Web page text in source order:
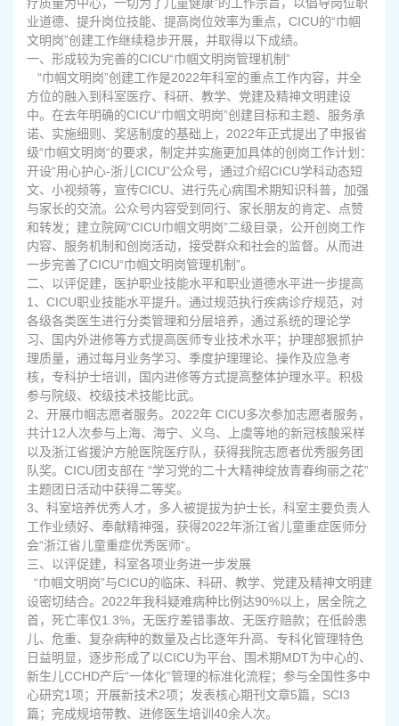
业道德、提升岗位技能、提高岗位效率为重点，CICU的“巾帼
文明岗”创建工作继续稳步开展，并取得以下成绩。
一、形成较为完善的CICU“巾帼文明岗管理机制”
“巾帼文明岗”创建工作是2022年科室的重点工作内容，并全
方位的融入到科室医疗、科研、教学、党建及精神文明建设
中。在去年明确的CICU“巾帼文明岗”创建目标和主题、服务承
诺、实施细则、奖惩制度的基础上，2022年正式提出了申报省
级“巾帼文明岗“的要求，制定并实施更加具体的创岗工作计划：
开设“用心护心-浙儿CICU”公众号，通过介绍CICU学科动态短
文、小视频等，宣传CICU、进行先心病围术期知识科普，加强
与家长的交流。公众号内容受到同行、家长朋友的肯定、点赞
和转发；建立院网“CICU巾帼文明岗”二级目录，公开创岗工作
内容、服务机制和创岗活动，接受群众和社会的监督。从而进
一步完善了CICU“巾帼文明岗管理机制”。
二、以评促建，医护职业技能水平和职业道德水平进一步提高
1、CICU职业技能水平提升。通过规范执行疾病诊疗规范，对
各级各类医生进行分类管理和分层培养，通过系统的理论学
习、国内外进修等方式提高医师专业技术水平；护理部狠抓护
理质量，通过每月业务学习、季度护理理论、操作及应急考
核，专科护士培训，国内进修等方式提高整体护理水平。积极
参与院级、校级技术技能比武。
2、开展巾帼志愿者服务。2022年 CICU多次参加志愿者服务，
共计12人次参与上海、海宁、义乌、上虞等地的新冠核酸采样
以及浙江省援沪方舱医院医疗队，获得我院志愿者优秀服务团
队奖。CICU团支部在 “学习党的二十大精神绽放青春绚丽之花”
主题团日活动中获得二等奖。
3、科室培养优秀人才，多人被提拔为护士长，科室主要负责人
工作业绩好、奉献精神强，获得2022年浙江省儿童重症医师分
会“浙江省儿童重症优秀医师“。
三、以评促建，科室各项业务进一步发展
“巾帼文明岗”与CICU的临床、科研、教学、党建及精神文明建
设密切结合。2022年我科疑难病种比例达90%以上，居全院之
首，死亡率仅1.3%，无医疗差错事故、无医疗赔款；在低龄患
儿、危重、复杂病种的数量及占比逐年升高、专科化管理特色
日益明显，逐步形成了以CICU为平台、围术期MDT为中心的、
新生儿CCHD产后“一体化”管理的标准化流程；参与全国性多中
心研究1项；开展新技术2项；发表核心期刊文章5篇，SCI3
篇；完成规培带教、进修医生培训40余人次。